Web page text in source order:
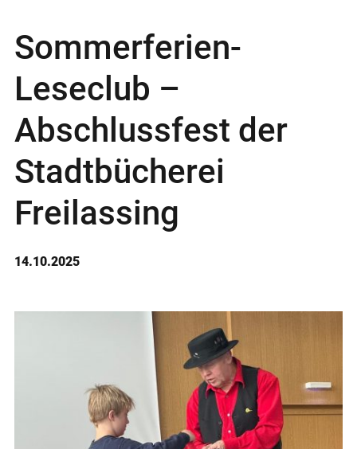
Sommerferien-
Leseclub –
Abschlussfest der
Stadtbücherei
Freilassing
14.10.2025